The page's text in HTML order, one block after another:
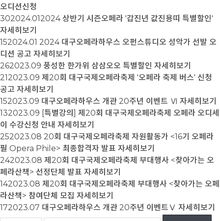
오디션신청
302024.01​​​​​​​2024 상반기 시즌오페라 '갑진년 값진용띠 특별할인'
자세히보기
152024.01 2024 대구오페라하우스 오펀스튜디오 성악가 선발 오
디션 공고 자세히보기
262023.09 풍성한 한가위 삼삼오오 특별할인 자세히보기
212023.09 제20회 대구국제오페라축제 '오페라 축제 버스' 신청
공고 자세히보기
152023.09 대구오페라하우스 개관 20주년 이벤트 Ⅵ 자세히보기
132023.09 [특별강의] 제20회 대구국제오페라축제 오페라 오디세
이 수강신청 안내 자세히보기
252023.08 20회 대구국제오페라축제 자원활동가 <16기 오페라
필 Opera Phile> 최종합격자 발표 자세히보기
242023.08 제20회 대구국제오페라축제 부대행사 <찾아가는 오
페라산책> 선정단체 발표 자세히보기
142023.08 제20회 대구국제오페라축제 부대행사 <찾아가는 오페
라산책> 참여단체 모집 자세히보기
172023.07 대구오페라하우스 개관 20주년 이벤트Ⅴ 자세히보기